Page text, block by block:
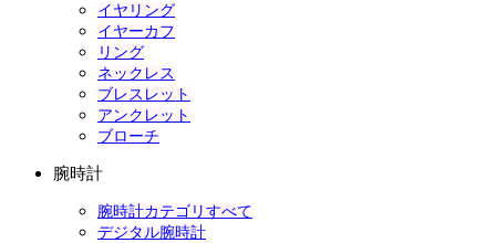
イヤリング
イヤーカフ
リング
ネックレス
ブレスレット
アンクレット
ブローチ
腕時計
腕時計カテゴリすべて
デジタル腕時計